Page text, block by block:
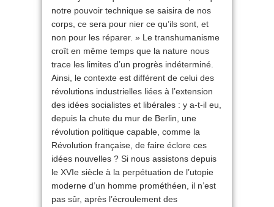
notre pouvoir technique se saisira de nos
corps, ce sera pour nier ce qu’ils sont, et
non pour les réparer. » Le transhumanisme
croît en même temps que la nature nous
trace les limites d’un progrès indéterminé.
Ainsi, le contexte est différent de celui des
révolutions industrielles liées à l’extension
des idées socialistes et libérales : y a-t-il eu,
depuis la chute du mur de Berlin, une
révolution politique capable, comme la
Révolution française, de faire éclore ces
idées nouvelles ? Si nous assistons depuis
le XVIe siècle à la perpétuation de l’utopie
moderne d’un homme prométhéen, il n’est
pas sûr, après l’écroulement des